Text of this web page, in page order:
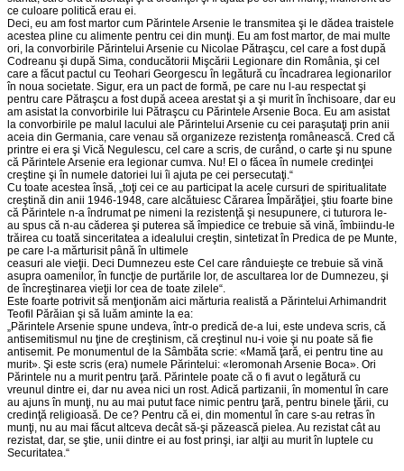
ce culoare politică erau ei.
Deci, eu am fost martor cum Părintele Arsenie le transmitea şi le dădea traistele
acestea pline cu alimente pentru cei din munţi. Eu am fost martor, de mai multe
ori, la convorbirile Părintelui Arsenie cu Nicolae Pătraşcu, cel care a fost după
Codreanu şi după Sima, conducătorii Mişcării Legionare din România, şi cel
care a făcut pactul cu Teohari Georgescu în legătură cu încadrarea legionarilor
în noua societate. Sigur, era un pact de formă, pe care nu l-au respectat şi
pentru care Pătraşcu a fost după aceea arestat şi a şi murit în închisoare, dar eu
am asistat la convorbirile lui Pătraşcu cu Părintele Arsenie Boca. Eu am asistat
la convorbirile pe malul lacului ale Părintelui Arsenie cu cei paraşutaţi prin anii
aceia din Germania, care venau să organizeze rezistenţa românească. Cred că
printre ei era şi Vică Negulescu, cel care a scris, de curând, o carte şi nu spune
că Părintele Arsenie era legionar cumva. Nu! El o făcea în numele credinţei
creştine şi în numele datoriei lui îi ajuta pe cei persecutaţi.“
Cu toate acestea însă, „toţi cei ce au participat la acele cursuri de spiritualitate
creştină din anii 1946-1948, care alcătuiesc Cărarea Împărăţiei, ştiu foarte bine
că Părintele n-a îndrumat pe nimeni la rezistenţă şi nesupunere, ci tuturora le-
au spus că n-au căderea şi puterea să împiedice ce trebuie să vină, îmbiindu-le
trăirea cu toată sinceritatea a idealului creştin, sintetizat în Predica de pe Munte,
pe care l-a mărturisit până în ultimele
ceasuri ale vieţii. Deci Dumnezeu este Cel care rânduieşte ce trebuie să vină
asupra oamenilor, în funcţie de purtările lor, de ascultarea lor de Dumnezeu, şi
de încreştinarea vieţii lor cea de toate zilele“.
Este foarte potrivit să menţionăm aici mărturia realistă a Părintelui Arhimandrit
Teofil Părăian şi să luăm aminte la ea:
„Părintele Arsenie spune undeva, într-o predică de-a lui, este undeva scris, că
antisemitismul nu ţine de creştinism, că creştinul nu-i voie şi nu poate să fie
antisemit. Pe monumentul de la Sâmbăta scrie: «Mamă ţară, ei pentru tine au
murit». Şi este scris (era) numele Părintelui: «Ieromonah Arsenie Boca». Ori
Părintele nu a murit pentru ţară. Părintele poate că o fi avut o legătură cu
vreunul dintre ei, dar nu avea nici un rost. Adică partizanii, în momentul în care
au ajuns în munţi, nu au mai putut face nimic pentru ţară, pentru binele ţării, cu
credinţă religioasă. De ce? Pentru că ei, din momentul în care s-au retras în
munţi, nu au mai făcut altceva decât să-şi păzească pielea. Au rezistat cât au
rezistat, dar, se ştie, unii dintre ei au fost prinşi, iar alţii au murit în luptele cu
Securitatea.“